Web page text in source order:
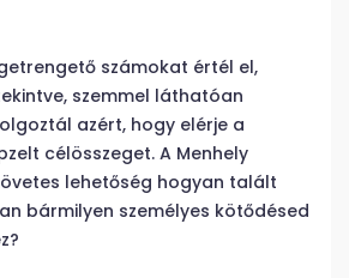
számokat értél el,
szemmel láthatóan
azért, hogy elérje a
célösszeget. A Menhely
lehetőség hogyan talált
bármilyen személyes kötődésed